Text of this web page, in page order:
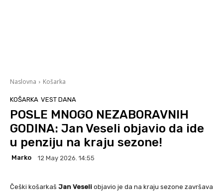
Naslovna Košarka
KOŠARKA VEST DANA
POSLE MNOGO NEZABORAVNIH
GODINA: Jan Veseli objavio da ide
u penziju na kraju sezone!
Marko 12 May 2026. 14:55
Češki košarkaš Jan Veseli objavio je da na kraju sezone završava